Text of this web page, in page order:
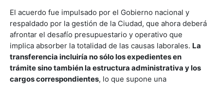
El acuerdo fue impulsado por el Gobierno nacional y
respaldado por la gestión de la Ciudad, que ahora deberá
afrontar el desafío presupuestario y operativo que
implica absorber la totalidad de las causas laborales. La
transferencia incluiría no sólo los expedientes en
trámite sino también la estructura administrativa y los
cargos correspondientes, lo que supone una